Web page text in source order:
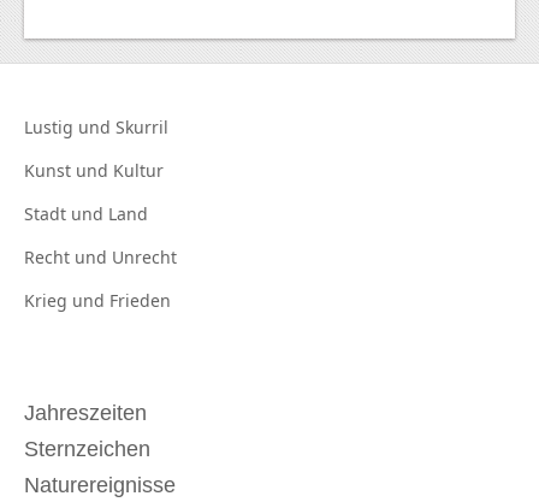
Lustig und Skurril
Kunst und Kultur
Stadt und Land
Recht und Unrecht
Krieg und Frieden
Jahreszeiten
Sternzeichen
Naturereignisse